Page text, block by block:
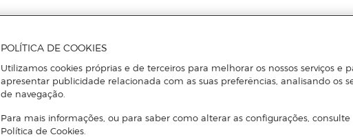
POLÍTICA DE COOKIES
Utilizamos cookies próprias e de terceiros para melhorar os nossos serviços e
apresentar publicidade relacionada com as suas preferências, analisando os
de navegação.
Para mais informações, ou para saber como alterar as configurações, consulte
Política de Cookies.